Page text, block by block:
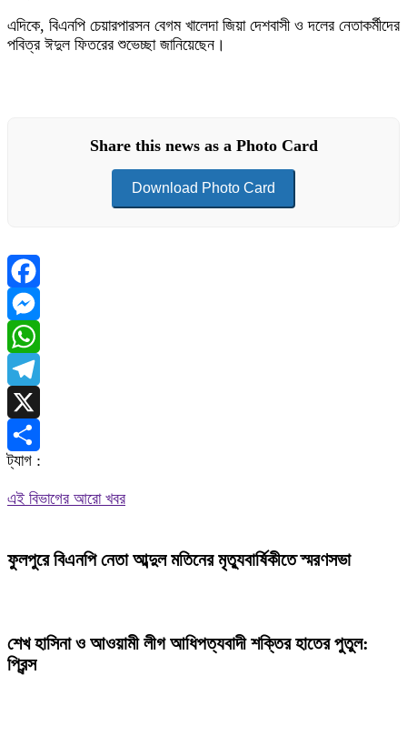
এদিকে, বিএনপি চেয়ারপারসন বেগম খালেদা জিয়া দেশবাসী ও দলের নেতাকর্মীদের
পবিত্র ঈদুল ফিতরের শুভেচ্ছা জানিয়েছেন।
Share this news as a Photo Card
Download Photo Card
Facebook
Messenger
WhatsApp
Telegram
X
Share
ট্যাগ :
এই বিভাগের আরো খবর
ফুলপুরে বিএনপি নেতা আব্দুল মতিনের মৃত্যুবার্ষিকীতে স্মরণসভা
শেখ হাসিনা ও আওয়ামী লীগ আধিপত্যবাদী শক্তির হাতের পুতুল:
প্রিন্স